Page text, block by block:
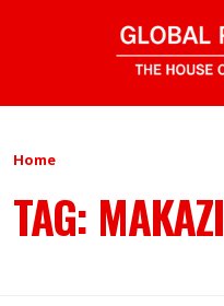
Home
TAG: MAKAZI